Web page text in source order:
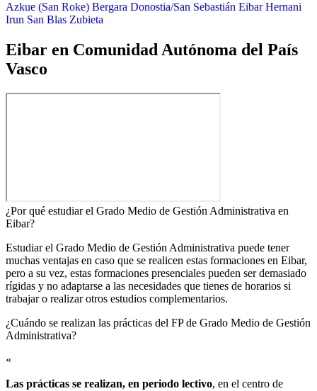
Azkue (San Roke) Bergara Donostia/San Sebastián Eibar Hernani
Irun San Blas Zubieta
Eibar en Comunidad Autónoma del País
Vasco
¿Por qué estudiar el Grado Medio de Gestión Administrativa en
Eibar?
Estudiar el Grado Medio de Gestión Administrativa puede tener
muchas ventajas en caso que se realicen estas formaciones en Eibar,
pero a su vez, estas formaciones presenciales pueden ser demasiado
rígidas y no adaptarse a las necesidades que tienes de horarios si
trabajar o realizar otros estudios complementarios.
¿Cuándo se realizan las prácticas del FP de Grado Medio de Gestión
Administrativa?​
«
Las prácticas se realizan, en periodo lectivo, en el centro de